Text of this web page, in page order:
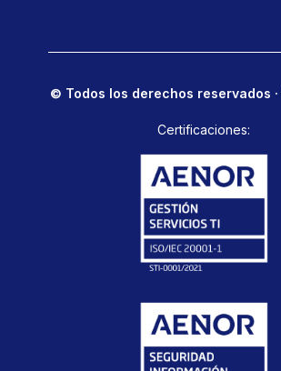
© Todos los derechos reservados ·
Certificaciones: